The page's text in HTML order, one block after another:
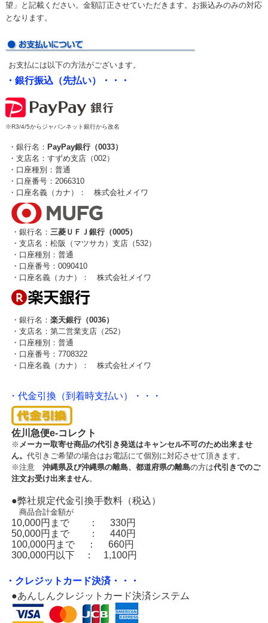
望」と記載ください。金額訂正させていただきます。お振込みのみの対応
となります。
お支払には以下の方法がございます。
・銀行振込（先払い）・・・
※R3/4/5からジャパンネット銀行から改名
・銀行名： PayPay銀行（0033）
・支店名：すずめ支店（002）
・口座種別：普通
・口座番号：2066310
・口座名義（カナ）： 株式会社メイワ
・銀行名： 三菱ＵＦＪ銀行（0005）
・支店名：松阪（マツサカ）支店（532）
・口座種別：普通
・口座番号：0090410
・口座名義（カナ）： 株式会社メイワ
・銀行名： 楽天銀行（0036）
・支店名：第二営業支店（252）
・口座種別：普通
・口座番号：7708322
・口座名義（カナ）： 株式会社メイワ
・代金引換（到着時支払い）・・・
佐川急便e-コレクト
※ メーカー取寄せ商品の代引き発送はキャンセル不可のため出来ませ
ん。 代引きご希望の場合はお電話にて個別に対応させて頂きます。
※注意 沖縄県及び沖縄県の離島、都道府県の離島の方は代引きでのご
注文お受け出来ません。
●弊社規定代金引換手数料（税込）
商品合計金額が
10,000円まで ： 330円
50,000円まで ： 440円
100,000円まで ： 660円
300,000円以下 ： 1,100円
・クレジットカード決済・・・
●あんしんクレジットカード決済システム